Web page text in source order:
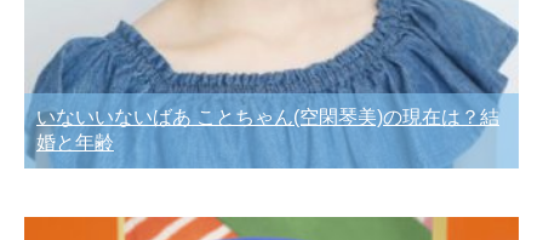
いないいないばあ ことちゃん(空閑琴美)の現在は？結
婚と年齢